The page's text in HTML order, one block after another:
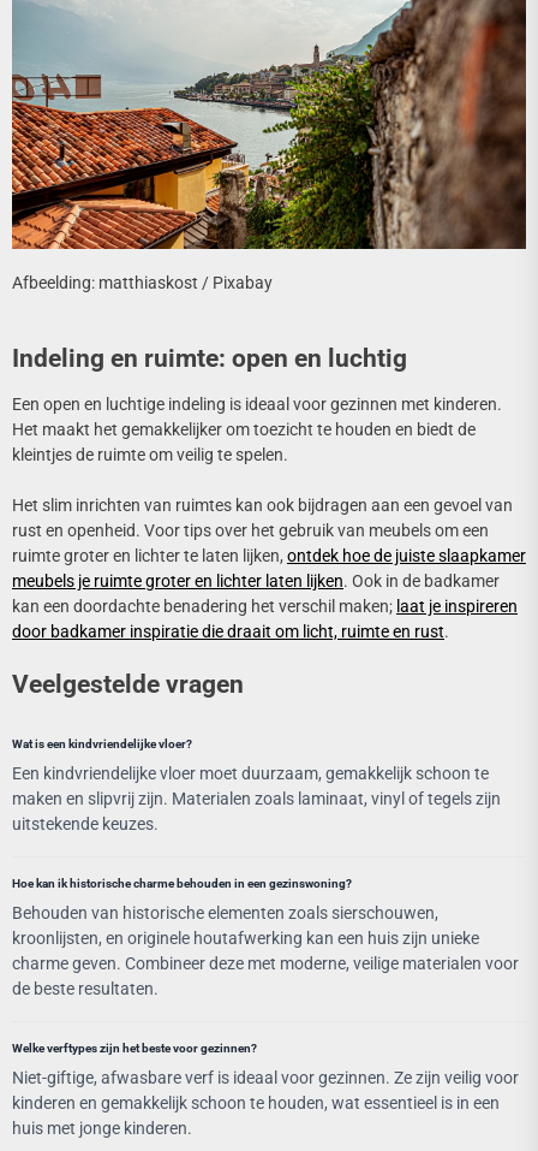
Afbeelding: matthiaskost / Pixabay
Indeling en ruimte: open en luchtig
Een open en luchtige indeling is ideaal voor gezinnen met kinderen.
Het maakt het gemakkelijker om toezicht te houden en biedt de
kleintjes de ruimte om veilig te spelen.
Het slim inrichten van ruimtes kan ook bijdragen aan een gevoel van
rust en openheid. Voor tips over het gebruik van meubels om een
ruimte groter en lichter te laten lijken, ontdek hoe de juiste slaapkamer
meubels je ruimte groter en lichter laten lijken. Ook in de badkamer
kan een doordachte benadering het verschil maken; laat je inspireren
door badkamer inspiratie die draait om licht, ruimte en rust.
Veelgestelde vragen
Wat is een kindvriendelijke vloer?
Een kindvriendelijke vloer moet duurzaam, gemakkelijk schoon te
maken en slipvrij zijn. Materialen zoals laminaat, vinyl of tegels zijn
uitstekende keuzes.
Hoe kan ik historische charme behouden in een gezinswoning?
Behouden van historische elementen zoals sierschouwen,
kroonlijsten, en originele houtafwerking kan een huis zijn unieke
charme geven. Combineer deze met moderne, veilige materialen voor
de beste resultaten.
Welke verftypes zijn het beste voor gezinnen?
Niet-giftige, afwasbare verf is ideaal voor gezinnen. Ze zijn veilig voor
kinderen en gemakkelijk schoon te houden, wat essentieel is in een
huis met jonge kinderen.